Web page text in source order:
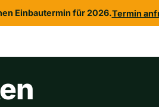
Einbautermin für 2026.Termin